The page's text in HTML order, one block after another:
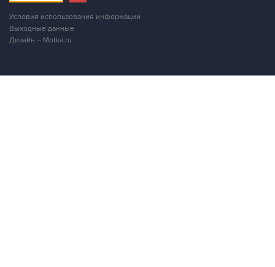
Условия использования информации
Выходные данные
Дизайн – Motka.ru